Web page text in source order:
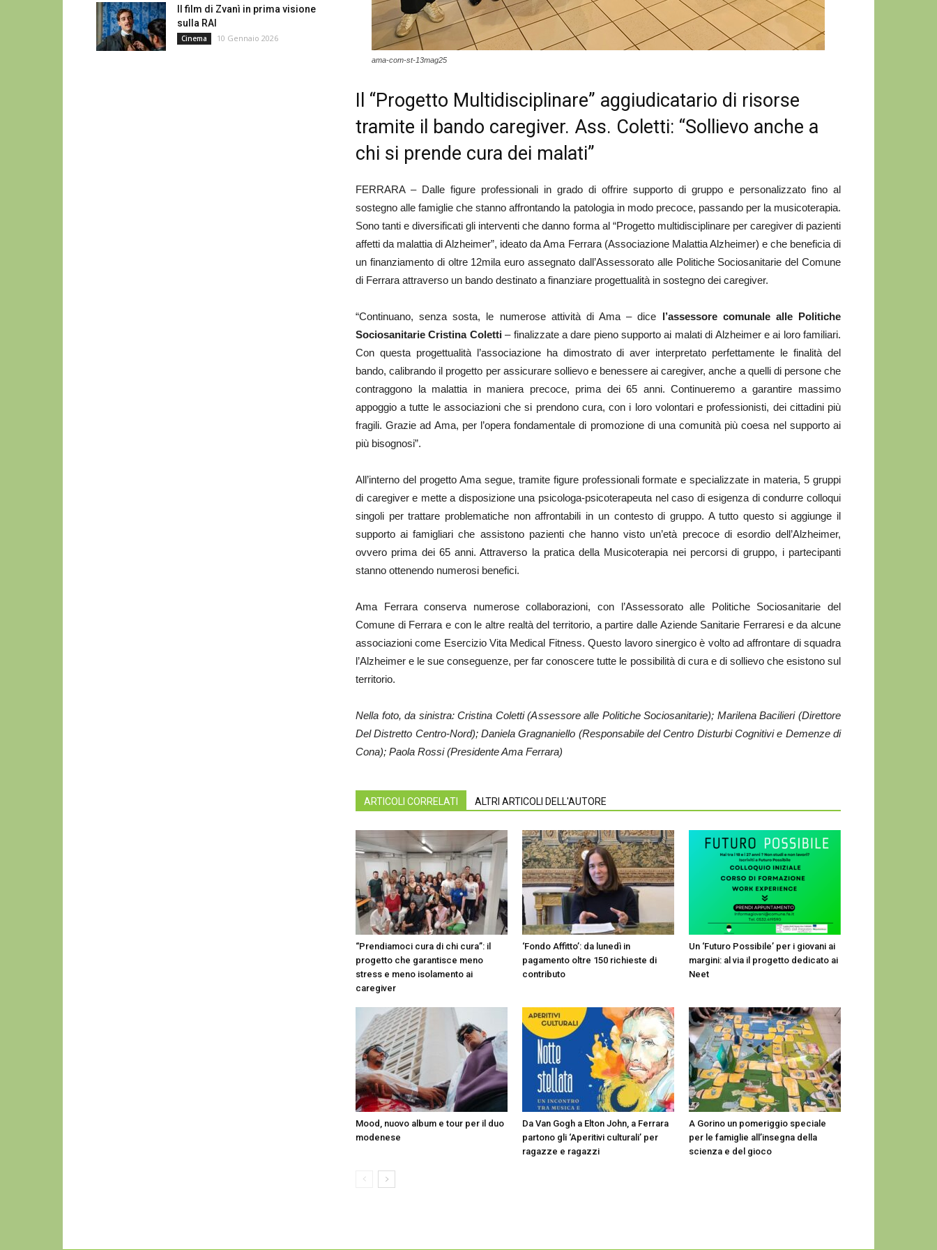
ama-com-st-13mag25
Il “Progetto Multidisciplinare” aggiudicatario di risorse
tramite il bando caregiver. Ass. Coletti: “Sollievo anche a
chi si prende cura dei malati”
FERRARA – Dalle figure professionali in grado di offrire supporto di gruppo e personalizzato fino al
sostegno alle famiglie che stanno affrontando la patologia in modo precoce, passando per la musicoterapia.
Sono tanti e diversificati gli interventi che danno forma al “Progetto multidisciplinare per caregiver di pazienti
affetti da malattia di Alzheimer”, ideato da Ama Ferrara (Associazione Malattia Alzheimer) e che beneficia di
un finanziamento di oltre 12mila euro assegnato dall’Assessorato alle Politiche Sociosanitarie del Comune
di Ferrara attraverso un bando destinato a finanziare progettualità in sostegno dei caregiver.
“Continuano, senza sosta, le numerose attività di Ama – dice l’assessore comunale alle Politiche
Sociosanitarie Cristina Coletti– finalizzate a dare pieno supporto ai malati di Alzheimer e ai loro familiari.
Con questa progettualità l’associazione ha dimostrato di aver interpretato perfettamente le finalità del
bando, calibrando il progetto per assicurare sollievo e benessere ai caregiver, anche a quelli di persone che
contraggono la malattia in maniera precoce, prima dei 65 anni. Continueremo a garantire massimo
appoggio a tutte le associazioni che si prendono cura, con i loro volontari e professionisti, dei cittadini più
fragili. Grazie ad Ama, per l’opera fondamentale di promozione di una comunità più coesa nel supporto ai
più bisognosi”.
All’interno del progetto Ama segue, tramite figure professionali formate e specializzate in materia, 5 gruppi
di caregiver e mette a disposizione una psicologa-psicoterapeuta nel caso di esigenza di condurre colloqui
singoli per trattare problematiche non affrontabili in un contesto di gruppo. A tutto questo si aggiunge il
supporto ai famigliari che assistono pazienti che hanno visto un’età precoce di esordio dell’Alzheimer,
ovvero prima dei 65 anni. Attraverso la pratica della Musicoterapia nei percorsi di gruppo, i partecipanti
stanno ottenendo numerosi benefici.
Ama Ferrara conserva numerose collaborazioni, con l’Assessorato alle Politiche Sociosanitarie del
Comune di Ferrara e con le altre realtà del territorio, a partire dalle Aziende Sanitarie Ferraresi e da alcune
associazioni come Esercizio Vita Medical Fitness. Questo lavoro sinergico è volto ad affrontare di squadra
l’Alzheimer e le sue conseguenze, per far conoscere tutte le possibilità di cura e di sollievo che esistono sul
territorio.
Nella foto, da sinistra: Cristina Coletti (Assessore alle Politiche Sociosanitarie); Marilena Bacilieri (Direttore
Del Distretto Centro-Nord); Daniela Gragnaniello (Responsabile del Centro Disturbi Cognitivi e Demenze di
Cona); Paola Rossi (Presidente Ama Ferrara)
ARTICOLI CORRELATI ALTRI ARTICOLI DELL'AUTORE
“Prendiamoci cura di chi cura”: il
progetto che garantisce meno
stress e meno isolamento ai
caregiver
‘Fondo Affitto’: da lunedì in
pagamento oltre 150 richieste di
contributo
Un ‘Futuro Possibile’ per i giovani ai
margini: al via il progetto dedicato ai
Neet
Mood, nuovo album e tour per il duo
modenese
Da Van Gogh a Elton John, a Ferrara
partono gli ‘Aperitivi culturali’ per
ragazze e ragazzi
A Gorino un pomeriggio speciale
per le famiglie all’insegna della
scienza e del gioco
Il film di Zvanì in prima visione
sulla RAI
Cinema 10 Gennaio 2026